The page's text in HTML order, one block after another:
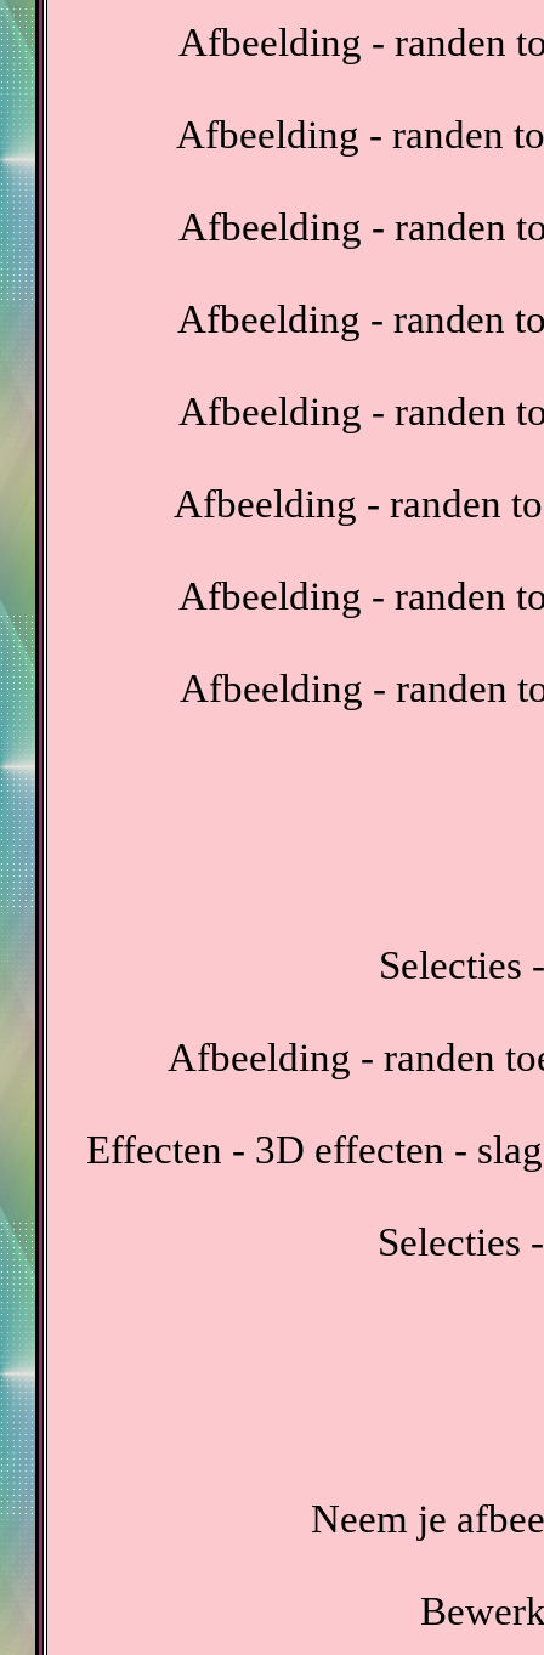
Afbeelding - randen
Afbeelding - randen
Afbeelding - randen
Afbeelding - randen
Afbeelding - randen
Afbeelding - randen
Afbeelding - randen
Afbeelding - randen
Selecties
Afbeelding - randen
Effecten - 3D effecten -
Selecties
Neem je